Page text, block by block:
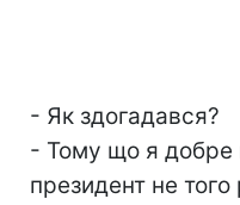
- Як здогадався?
- Тому що я добре
президент не